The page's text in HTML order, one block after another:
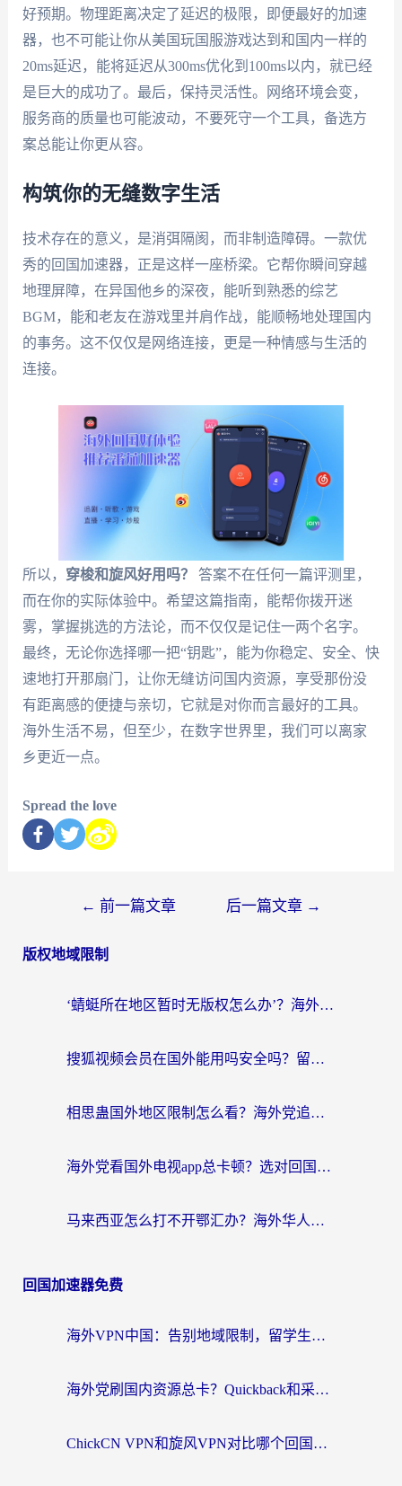
好预期。物理距离决定了延迟的极限，即便最好的加速
器，也不可能让你从美国玩国服游戏达到和国内一样的
20ms延迟，能将延迟从300ms优化到100ms以内，就已经
是巨大的成功了。最后，保持灵活性。网络环境会变，
服务商的质量也可能波动，不要死守一个工具，备选方
案总能让你更从容。
构筑你的无缝数字生活
技术存在的意义，是消弭隔阂，而非制造障碍。一款优
秀的回国加速器，正是这样一座桥梁。它帮你瞬间穿越
地理屏障，在异国他乡的深夜，能听到熟悉的综艺
BGM，能和老友在游戏里并肩作战，能顺畅地处理国内
的事务。这不仅仅是网络连接，更是一种情感与生活的
连接。
所以， 穿梭和旋风好用吗？
答案不在任何一篇评测里，
而在你的实际体验中。希望这篇指南，能帮你拨开迷
雾，掌握挑选的方法论，而不仅仅是记住一两个名字。
最终，无论你选择哪一把“钥匙”，能为你稳定、安全、快
速地打开那扇门，让你无缝访问国内资源，享受那份没
有距离感的便捷与亲切，它就是对你而言最好的工具。
海外生活不易，但至少，在数字世界里，我们可以离家
乡更近一点。
Spread the love
← 前一篇文章 后一篇文章 →
版权地域限制
‘蜻蜓所在地区暂时无版权怎么办’？海外党看国内内容、办国内事的实用指南
搜狐视频会员在国外能用吗安全吗？留学生亲测有效的回国观影解决方案
相思蛊国外地区限制怎么看？海外党追剧听歌的终极解决方案
海外党看国外电视app总卡顿？选对回国加速器，追剧购物两不误
马来西亚怎么打不开鄂汇办？海外华人必备的回国加速指南，解决追剧、办事、阅读难题
回国加速器免费
海外VPN中国：告别地域限制，留学生与华人如何轻松刷国内剧、玩国服？
海外党刷国内资源总卡？Quickback和采集蜂好用吗？这篇指南帮你避坑
ChickCN VPN和旋风VPN对比哪个回国效果更好？海外党亲测实用指南